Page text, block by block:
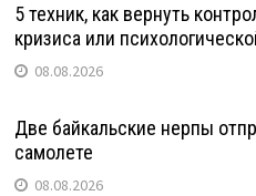
5 техник, как вернуть
кризиса или
08.08.2026
Две байкальские нерпы
самолете
08.08.2026